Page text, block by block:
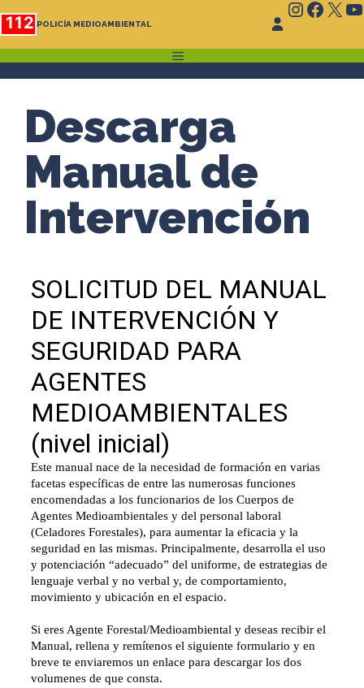
Saltar
al
contenido
112 POLICÍA MEDIOAMBIENTAL
X
MENÚ
Descarga
Manual de
Intervención